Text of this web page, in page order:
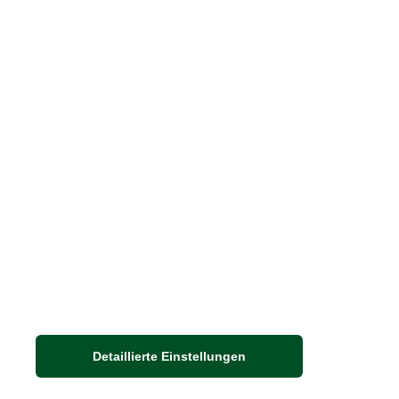
Detaillierte EinstellungenAuf dem Steinbüchel 6
53340 Meckenheim